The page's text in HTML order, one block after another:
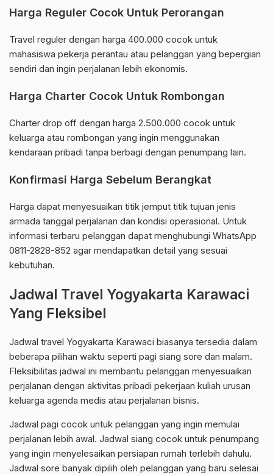
Harga Reguler Cocok Untuk Perorangan
Travel reguler dengan harga 400.000 cocok untuk
mahasiswa pekerja perantau atau pelanggan yang bepergian
sendiri dan ingin perjalanan lebih ekonomis.
Harga Charter Cocok Untuk Rombongan
Charter drop off dengan harga 2.500.000 cocok untuk
keluarga atau rombongan yang ingin menggunakan
kendaraan pribadi tanpa berbagi dengan penumpang lain.
Konfirmasi Harga Sebelum Berangkat
Harga dapat menyesuaikan titik jemput titik tujuan jenis
armada tanggal perjalanan dan kondisi operasional. Untuk
informasi terbaru pelanggan dapat menghubungi WhatsApp
0811-2828-852 agar mendapatkan detail yang sesuai
kebutuhan.
Jadwal Travel Yogyakarta Karawaci
Yang Fleksibel
Jadwal travel Yogyakarta Karawaci biasanya tersedia dalam
beberapa pilihan waktu seperti pagi siang sore dan malam.
Fleksibilitas jadwal ini membantu pelanggan menyesuaikan
perjalanan dengan aktivitas pribadi pekerjaan kuliah urusan
keluarga agenda medis atau perjalanan bisnis.
Jadwal pagi cocok untuk pelanggan yang ingin memulai
perjalanan lebih awal. Jadwal siang cocok untuk penumpang
yang ingin menyelesaikan persiapan rumah terlebih dahulu.
Jadwal sore banyak dipilih oleh pelanggan yang baru selesai